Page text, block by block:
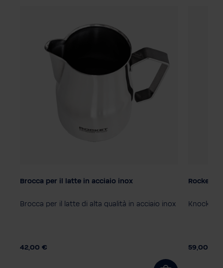
Brocca per il latte in acciaio inox
Brocca per il latte di alta qualità in acciaio inox
42,00 €
Rocket
Knock
59,00 €